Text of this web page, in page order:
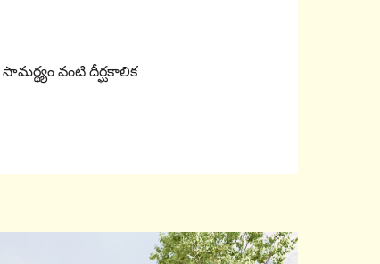
వంటి దీర్ఘకాలిక